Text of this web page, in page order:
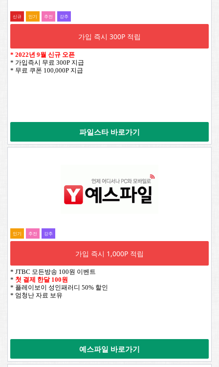
신규 인기 추전 강추
가입 즉시 300P 적립
* 2022년 9월 신규 오픈
* 가입즉시 무료 300P 지급
* 무료 쿠폰 100,000P 지급
파일스타 바로가기
인기 추전 강추
가입 즉시 1,000P 적립
* JTBC 모든방송 100원 이벤트
* 첫 결제 한달 100원
* 플레이보이 성인패러디 50% 할인
* 엄청난 자료 보유
예스파일 바로가기